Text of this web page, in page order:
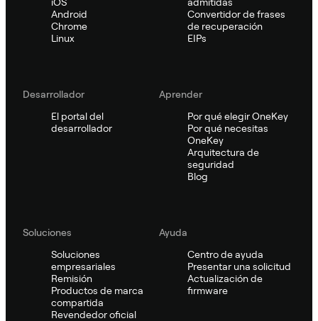
Android
Chrome
Linux
Convertidor de frases
de recuperación
EIPs
Desarrollador
El portal del
desarrollador
Aprender
Por qué elegir OneKey
Por qué necesitas
OneKey
Arquitectura de
seguridad
Blog
Soluciones
Soluciones
empresariales
Remisión
Productos de marca
compartida
Revendedor oficial
Ayuda
Centro de ayuda
Presentar una solicitud
Actualización de
firmware